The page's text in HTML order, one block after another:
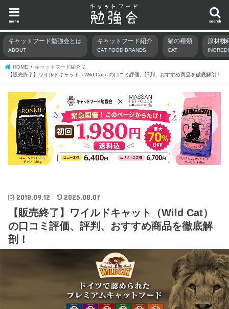
search
menu
キャットフード勉強会とは
ABOUT
キャットフード紹介
CAT FOOD BRANDS
猫の種類
CAT
原材料
HOME
キャットフード紹介
【販売終了】ワイルドキャット（Wild Cat）の口コミ評価、評判、おすすめ商品を徹底解剖！
2018.09.12 2025.08.07
【販売終了】ワイルドキャット（Wild Cat）
の口コミ評価、評判、おすすめ商品を徹底解
剖！